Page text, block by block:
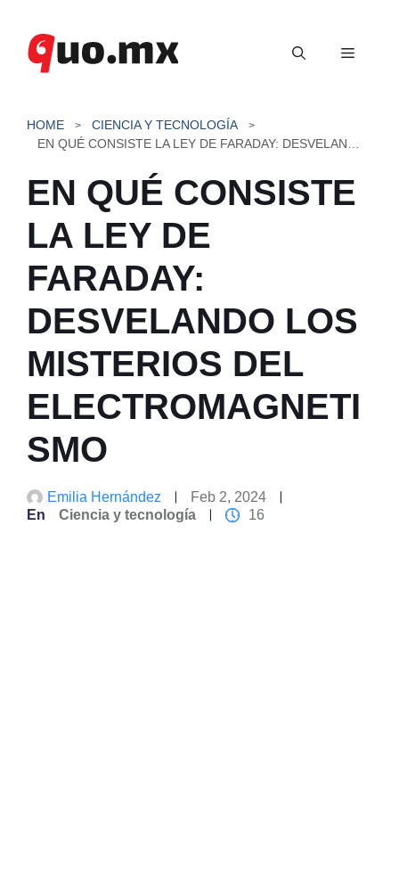
contenido
Menú
HOME
CIENCIA Y TECNOLOGÍA
EN QUÉ CONSISTE
LA LEY DE
FARADAY:
DESVELANDO LOS
MISTERIOS DEL
ELECTROMAGNETI
SMO
Emilia Hernández
Feb 2, 2024
En
Ciencia y tecnología 16